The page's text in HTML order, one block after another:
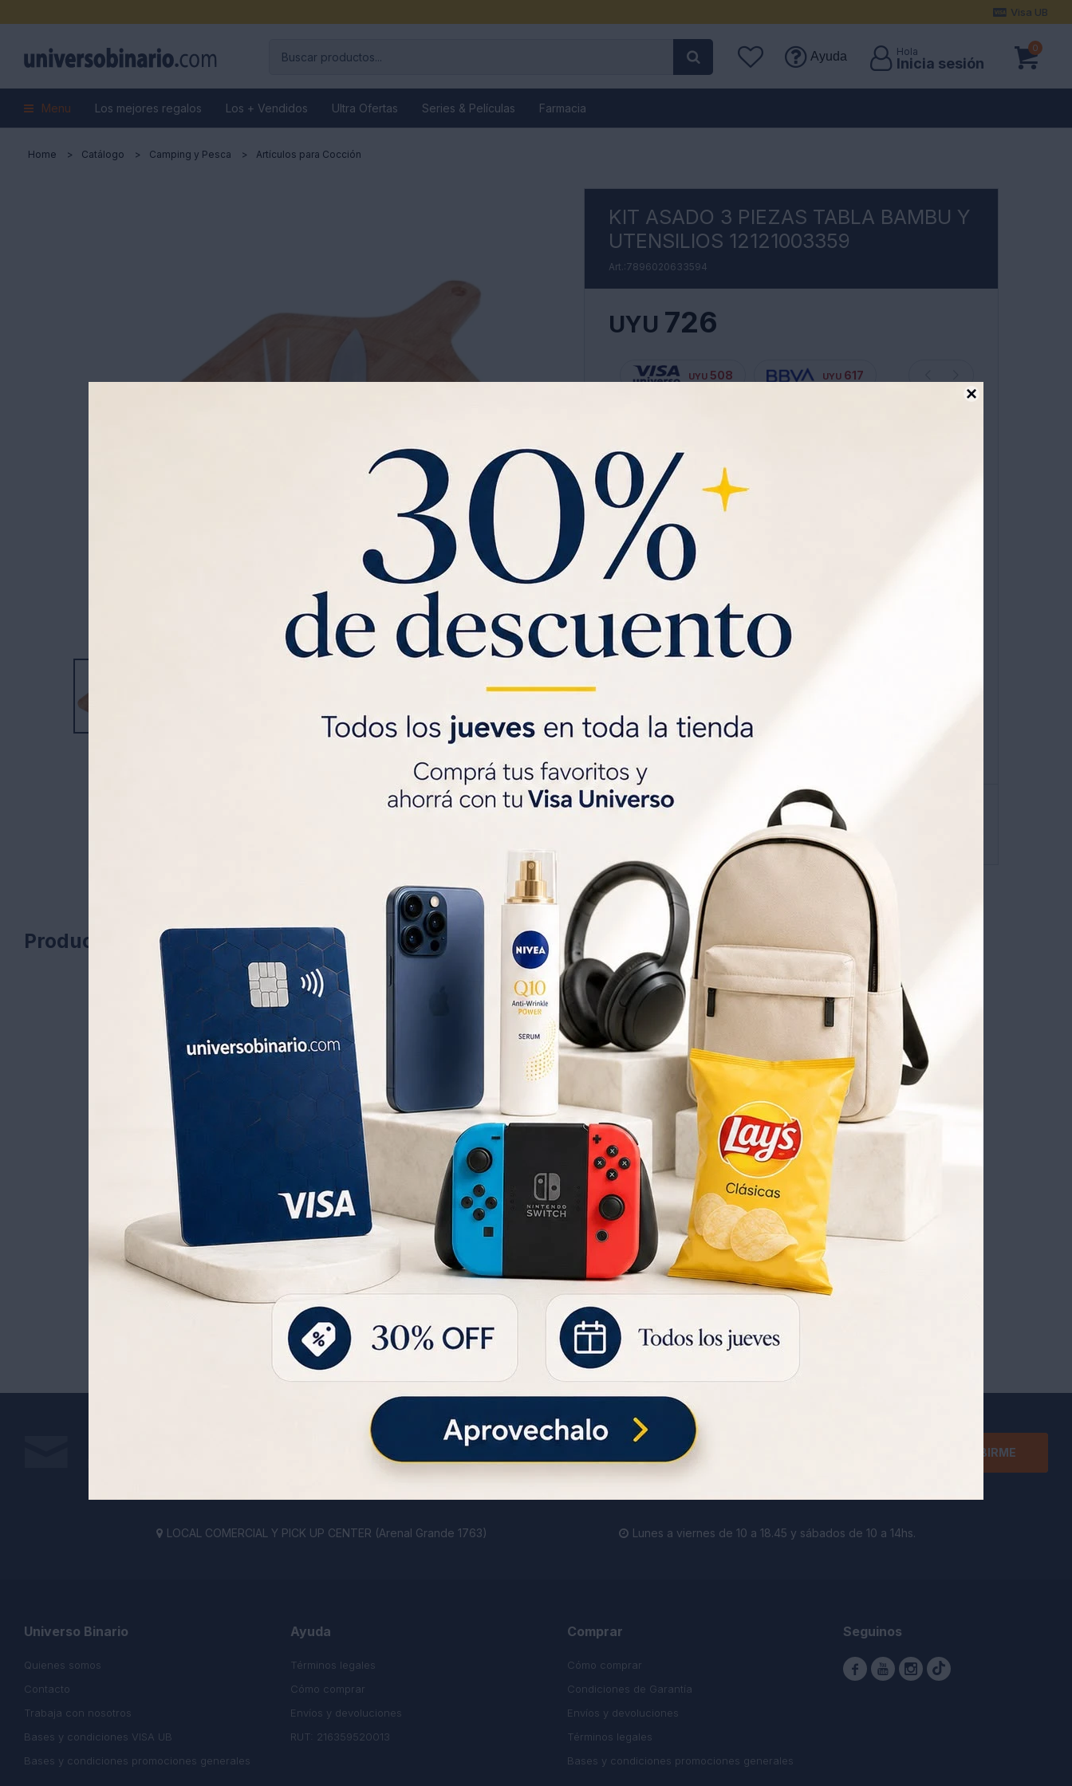

Menu Los mejores regalos Los + Vendidos Ultra Ofertas Series & Películas Farmacia
Ayuda
0
Visa UB
Home Catálogo Camping y Pesca Artículos para Cocción
KIT ASADO 3 PIEZAS TABLA BAMBU Y
UTENSILIOS 12121003359
7896020633594
UYU 726
UYU 508 UYU 617
Garantia: SIN GARANTÍA
KIT ASADO 3 PIEZAS TABLA BAMBU Y UTENSILIOS 12121003359
Ver mas
Métodos y costos de envíos
Productos que te pueden interesar
235
UYU 165
UYU 200
UYU
170
UYU 207
UYU 281
197
UYU 239
UYU 286
UYU 200
UYU
Recibe todas las novedades y ofertas de nuestra tienda.
SUSCRIBIRME
 LOCAL COMERCIAL Y PICK UP CENTER (Arenal Grande 1763)  Lunes a viernes de 10 a 18.45 y sábados de 10 a 14hs.
Ayuda
Términos legales
Cómo comprar
Envíos y devoluciones
RUT: 216359520013
Universo Binario
Quienes somos
Contacto
Trabaja con nosotros
Bases y condiciones VISA UB
Bases y condiciones promociones generales
Comprar
Cómo comprar
Condiciones de Garantía
Envíos y devoluciones
Términos legales
Bases y condiciones promociones generales
Seguinos
  